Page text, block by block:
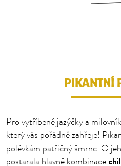
PIKANTNÍ
Pro vytříbené jazýčky a
který vás pořádně zahřeje!
polévkám patřičný šmrnc. O
postarala hlavně kombinace